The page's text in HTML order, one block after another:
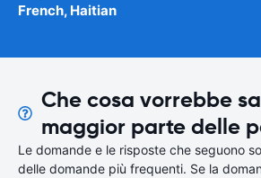
French, Haitian
Che cosa vorrebbe
maggior parte delle
Le domande e le risposte che seguono
delle domande più frequenti. Se la